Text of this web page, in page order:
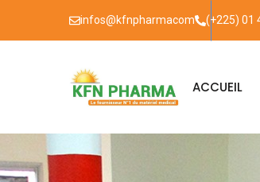
infos@kfnpharmacom (+225) 01
ACCUEIL